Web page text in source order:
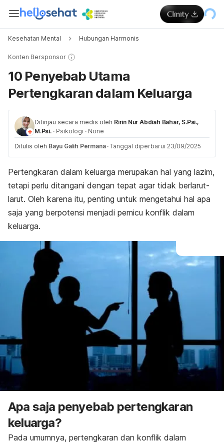
Kesehatan Mental Hubungan Harmonis
Konten Bersponsor
10 Penyebab Utama
Pertengkaran dalam Keluarga
Ditinjau secara medis oleh Ririn Nur Abdiah Bahar, S.Psi.,
M.Psi. · Psikologi · None
Ditulis oleh Bayu Galih Permana · Tanggal diperbarui 23/09/2025
Pertengkaran dalam keluarga merupakan hal yang lazim,
tetapi perlu ditangani dengan tepat agar tidak berlarut-
larut. Oleh karena itu, penting untuk mengetahui hal apa
saja yang berpotensi menjadi pemicu konflik dalam
keluarga.
Apa saja penyebab pertengkaran
keluarga?
Pada umumnya, pertengkaran dan konflik dalam